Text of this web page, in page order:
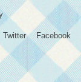
Twitter Facebook